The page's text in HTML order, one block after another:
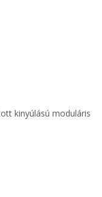
kinyúlású moduláris